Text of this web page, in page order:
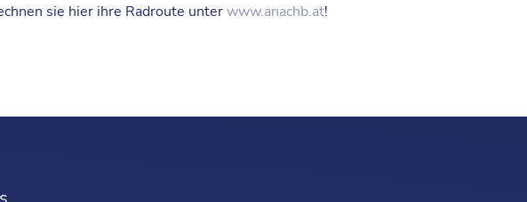
sie hier ihre Radroute unterwww.anachb.at!